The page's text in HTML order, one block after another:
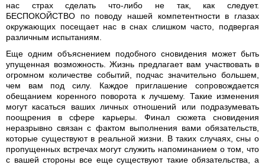
нас страх сделать что-либо не так, как следует.
БЕСПОКОЙСТВО по поводу нашей компетентности в глазах
окружающих посещает нас в снах слишком часто, подвергая
различным испытаниям.
Еще одним объяснением подобного сновидения может быть
упущенная возможность. Жизнь предлагает вам участвовать в
огромном количестве событий, подчас значительно большем,
чем вам под силу. Каждое приглашение сопровождается
обещанием коренного поворота к лучшему. Такие изменения
могут касаться ваших личных отношений или подразумевать
поощрения в сфере карьеры. Финал сюжета сновидения
неразрывно связан с фактом выполнения вами обязательств,
которые существуют в реальной жизни. В таких случаях, сны о
пропущенных встречах могут служить напоминанием о том, что
с вашей стороны все еще существуют такие обязательства, а